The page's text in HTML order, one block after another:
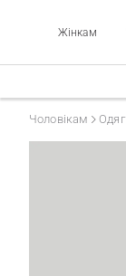
Жінкам
Чоловікам Одяг